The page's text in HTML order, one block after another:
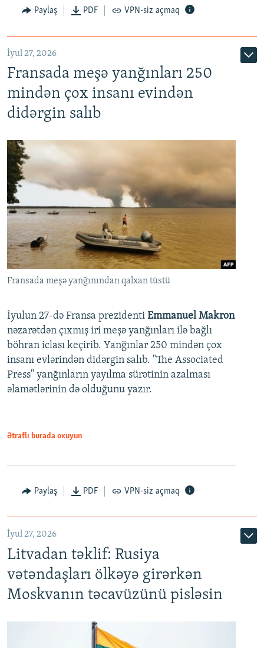
Paylaş PDF VPN-siz açmaq
İyul 27, 2026
Fransada meşə yanğınları 250
mindən çox insanı evindən
didərgin salıb
Fransada meşə yanğınından qalxan tüstü
İyulun 27-də Fransa prezidenti Emmanuel Makron
nəzarətdən çıxmış iri meşə yanğınları ilə bağlı
böhran iclası keçirib. Yanğınlar 250 mindən çox
insanı evlərindən didərgin salıb. "The Associated
Press" yanğınların yayılma sürətinin azalması
əlamətlərinin də olduğunu yazır.
Ətraflı burada oxuyun
Paylaş PDF VPN-siz açmaq
İyul 27, 2026
Litvadan təklif: Rusiya
vətəndaşları ölkəyə girərkən
Moskvanın təcavüzünü pisləsin